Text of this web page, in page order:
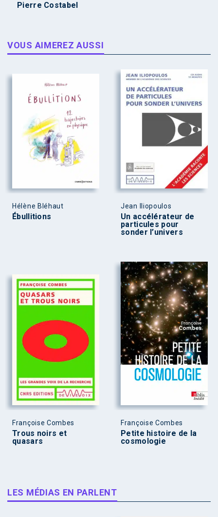
Pierre Costabel
VOUS AIMEREZ AUSSI
Hélène Bléhaut
Ébullitions
Jean Iliopoulos
Un accélérateur de
particules pour
sonder l’univers
Françoise Combes
Trous noirs et
quasars
Françoise Combes
Petite histoire de la
cosmologie
LES MÉDIAS EN PARLENT